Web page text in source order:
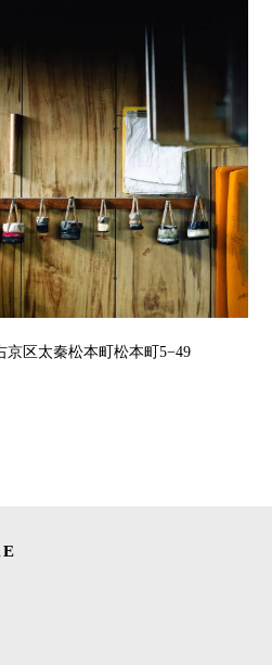
京区太秦松本町松本町5−49